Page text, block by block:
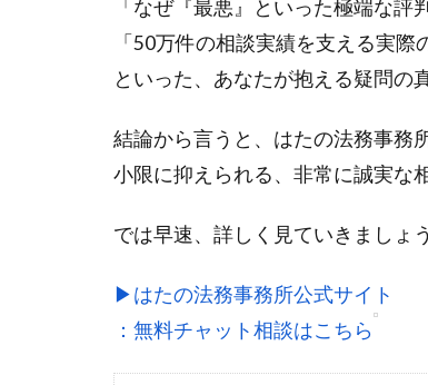
「なぜ『最悪』といった極端な評
「50万件の相談実績を支える実際
といった、あなたが抱える疑問の
結論から言うと、はたの法務事務
小限に抑えられる、非常に誠実な
では早速、詳しく見ていきましょう
▶︎はたの法務事務所公式サイト
：無料チャット相談はこちら